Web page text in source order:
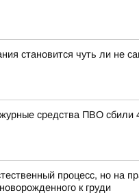
становится чуть ли не
средства ПВО сбили
процесс, но на
к груди